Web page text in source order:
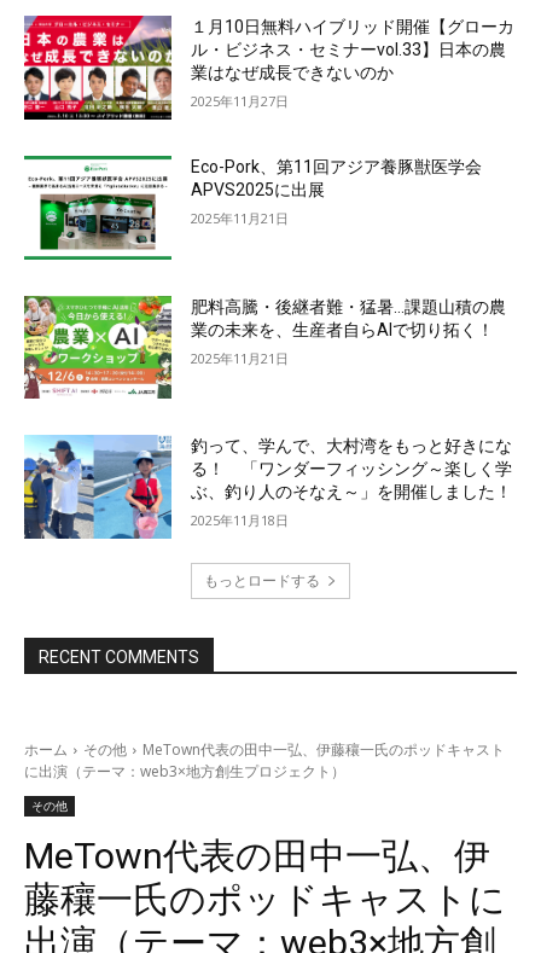
１月10日無料ハイブリッド開催【グローカ
ル・ビジネス・セミナーvol.33】日本の農
業はなぜ成長できないのか
2025年11月27日
Eco-Pork、第11回アジア養豚獣医学会
APVS2025に出展
2025年11月21日
肥料高騰・後継者難・猛暑…課題山積の農
業の未来を、生産者自らAIで切り拓く！
2025年11月21日
釣って、学んで、大村湾をもっと好きにな
る！ 「ワンダーフィッシング～楽しく学
ぶ、釣り人のそなえ～」を開催しました！
2025年11月18日
もっとロードする
RECENT COMMENTS